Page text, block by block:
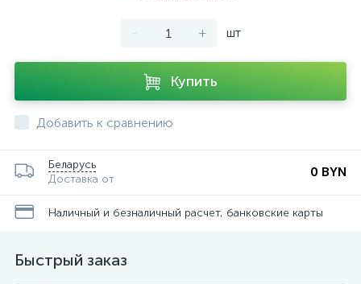
- + шт
Купить
Добавить к сравнению
Беларусь
Доставка от
0 BYN
Наличный и безналичный расчет, банковские карты
Быстрый заказ